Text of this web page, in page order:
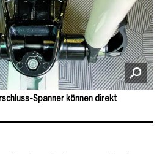
Spanner können direkt